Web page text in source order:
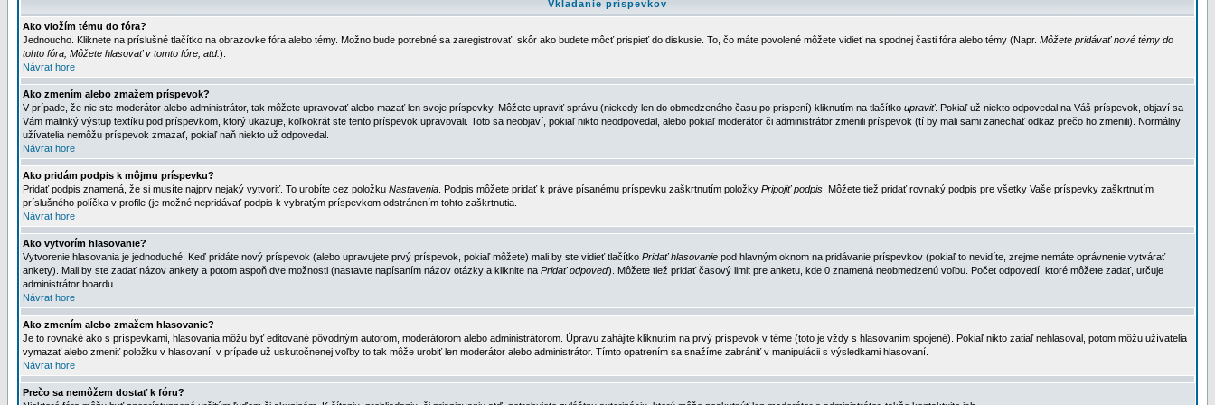
Vkladanie príspevkov
Ako vložím tému do fóra?
Jednoucho. Kliknete na príslušné tlačítko na obrazovke fóra alebo témy. Možno bude potrebné sa zaregistrovať, skôr ako budete môcť prispieť do diskusie. To, čo máte povolené môžete vidieť na spodnej časti fóra alebo témy (Napr. Môžete pridávať nové témy do
tohto fóra, Môžete hlasovať v tomto fóre, atd.).
Návrat hore
Ako zmením alebo zmažem príspevok?
V prípade, že nie ste moderátor alebo administrátor, tak môžete upravovať alebo mazať len svoje príspevky. Môžete upraviť správu (niekedy len do obmedzeného času po prispení) kliknutím na tlačítko upraviť. Pokiaľ už niekto odpovedal na Váš príspevok, objaví sa
Vám malinký výstup textíku pod príspevkom, ktorý ukazuje, koľkokrát ste tento príspevok upravovali. Toto sa neobjaví, pokiaľ nikto neodpovedal, alebo pokiaľ moderátor či administrátor zmenili príspevok (tí by mali sami zanechať odkaz prečo ho zmenili). Normálny
užívatelia nemôžu príspevok zmazať, pokiaľ naň niekto už odpovedal.
Návrat hore
Ako pridám podpis k môjmu príspevku?
Pridať podpis znamená, že si musíte najprv nejaký vytvoriť. To urobíte cez položku Nastavenia . Podpis môžete pridať k práve písanému príspevku zaškrtnutím položky Pripojiť podpis . Môžete tiež pridať rovnaký podpis pre všetky Vaše príspevky zaškrtnutím
príslušného políčka v profile (je možné nepridávať podpis k vybratým príspevkom odstránením tohto zaškrtnutia.
Návrat hore
Ako vytvorím hlasovanie?
Vytvorenie hlasovania je jednoduché. Keď pridáte nový príspevok (alebo upravujete prvý príspevok, pokiaľ môžete) mali by ste vidieť tlačítko Pridať hlasovanie pod hlavným oknom na pridávanie príspevkov (pokiaľ to nevidíte, zrejme nemáte oprávnenie vytvárať
ankety). Mali by ste zadať názov ankety a potom aspoň dve možnosti (nastavte napísaním názov otázky a kliknite na Pridať odpoveď). Môžete tiež pridať časový limit pre anketu, kde 0 znamená neobmedzenú voľbu. Počet odpovedí, ktoré môžete zadať, určuje
administrátor boardu.
Návrat hore
Ako zmením alebo zmažem hlasovanie?
Je to rovnaké ako s príspevkami, hlasovania môžu byť editované pôvodným autorom, moderátorom alebo administrátorom. Úpravu zahájite kliknutím na prvý príspevok v téme (toto je vždy s hlasovaním spojené). Pokiaľ nikto zatiaľ nehlasoval, potom môžu užívatelia
vymazať alebo zmeniť položku v hlasovaní, v prípade už uskutočnenej voľby to tak môže urobiť len moderátor alebo administrátor. Tímto opatrením sa snažíme zabrániť v manipulácii s výsledkami hlasovaní.
Návrat hore
Prečo sa nemôžem dostať k fóru?